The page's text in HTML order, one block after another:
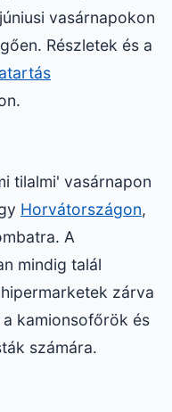
vasárnapokon
Részletek és a
tilalmi' vasárnapon
Horvátországon,
A
mindig talál
zárva
kamionsofőrök és
számára.